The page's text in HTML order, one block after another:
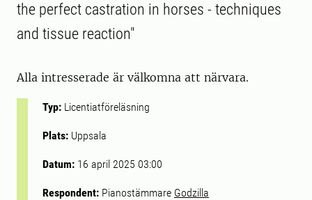
the perfect castration in horses - techniques
and tissue reaction"
Alla intresserade är välkomna att närvara.
Typ: Licentiatföreläsning
Plats: Uppsala
Datum: 16 april 2025 03:00
Respondent: Pianostämmare Godzilla